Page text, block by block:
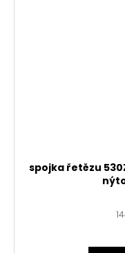
spojka řetězu